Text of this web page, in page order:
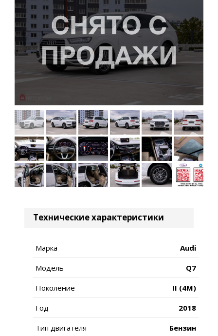
Технические характеристики
Марка Audi
Модель Q7
Поколение II (4M)
Год 2018
Тип двигателя Бензин